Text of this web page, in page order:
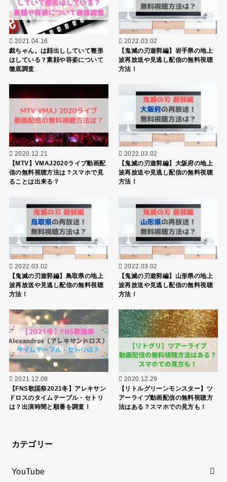
2021.04.16
戯ちゃん。は顔出ししていて整形
はしている？素顔や容姿について
徹底調査
2022.03.02
【鬼滅の刃遊郭編】岩手県の地上
波再放送や見逃し配信の無料視聴
方法！
2020.12.21
【MTV】VMAJ2020ライブ動画配
信の無料視聴方法は？スマホで見
ることは出来る？
2022.03.02
【鬼滅の刃遊郭編】大阪府の地上
波再放送や見逃し配信の無料視聴
方法！
2022.03.02
【鬼滅の刃遊郭編】鳥取県の地上
波再放送や見逃し配信の無料視聴
方法！
2022.03.02
【鬼滅の刃遊郭編】山形県の地上
波再放送や見逃し配信の無料視聴
方法！
2021.12.08
【FNS歌謡祭2021冬】アレキサン
ドロスのタイムテーブル・セトリ
は？出演時間と順番を調査！
2020.12.29
【リトルグリーンモンスター】ツ
アーライブ動画配信の無料視聴方
法はある？スマホでの見方も！
カテゴリー
YouTube